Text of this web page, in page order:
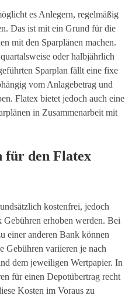
es Anlegern, regelmäßig
Das ist mit ein Grund für die
mit den Sparplänen machen.
oder halbjährlich
Sparplan fällt eine fixe
vom Anlagebetrag und
Flatex bietet jedoch auch eine
in Zusammenarbeit mit
für den Flatex
kostenfrei, jedoch
Gebühren erhoben werden. Bei
einer anderen Bank können
Gebühren variieren je nach
dem jeweiligen Wertpapier. In
für einen Depotübertrag recht
Kosten im Voraus zu